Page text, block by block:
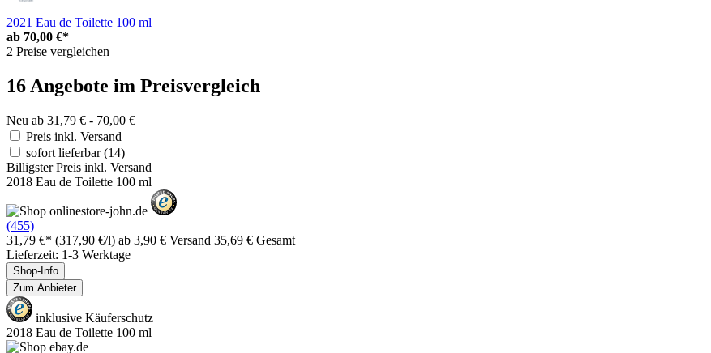
2021 Eau de Toilette 100 ml
ab 70,00 €*
2 Preise vergleichen
16 Angebote im Preisvergleich
Neu ab 31,79 € - 70,00 €
Preis inkl. Versand
sofort lieferbar(14)
Billigster Preis inkl. Versand
2018 Eau de Toilette 100 ml
(455)
31,79 €* (317,90 €/l) ab 3,90 € Versand 35,69 € Gesamt
Lieferzeit: 1-3 Werktage
Shop-Info
Zum Anbieter
inklusive Käuferschutz
2018 Eau de Toilette 100 ml